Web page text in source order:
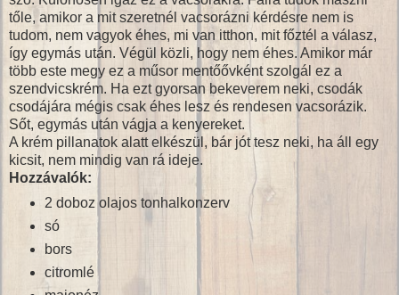
tőle, amikor a mit szeretnél vacsorázni kérdésre nem is
tudom, nem vagyok éhes, mi van itthon, mit főztél a válasz,
így egymás után. Végül közli, hogy nem éhes. Amikor már
több este megy ez a műsor mentőővként szolgál ez a
szendvicskrém. Ha ezt gyorsan bekeverem neki, csodák
csodájára mégis csak éhes lesz és rendesen vacsorázik.
Sőt, egymás után vágja a kenyereket.
A krém pillanatok alatt elkészül, bár jót tesz neki, ha áll egy
kicsit, nem mindig van rá ideje.
Hozzávalók:
2 doboz olajos tonhalkonzerv
só
bors
citromlé